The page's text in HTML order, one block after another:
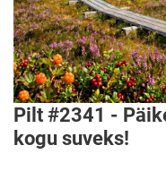
Pilt #2341 -
kogu suveks!